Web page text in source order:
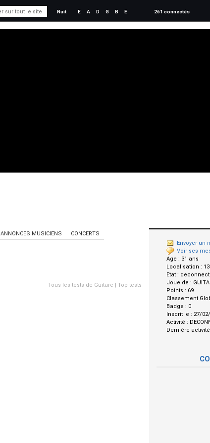
Nuit E A D G B E 261 connectés
Envoyer un
Voir ses
Age : 31 ans
Localisation :
Etat :
Joue de :
Points : 69
Classement
Badge : 0
Inscrit le : 27/
Activité :
Dernière
ANNONCES MUSICIENS
CONCERTS
Tous les tests de Guitare | Top tests